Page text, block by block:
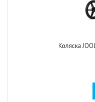
Коляска